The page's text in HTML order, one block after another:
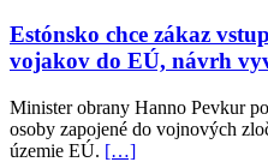
Estónsko chce zákaz
vojakov do EÚ, návrh
Minister obrany Hanno Pevkur
osoby zapojené do vojnových
územie EÚ. […]